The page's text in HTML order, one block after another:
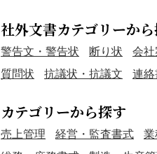
社外文書カテゴリーか
警告文・警告状 断り状 会
質問状
抗議状・抗議文 連
カテゴリーから探す
売上管理 経営・監査書式